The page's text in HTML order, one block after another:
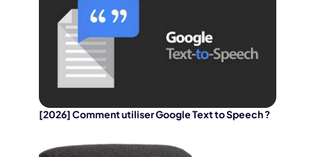
[2026] Comment utiliser Google Text to Speech ?